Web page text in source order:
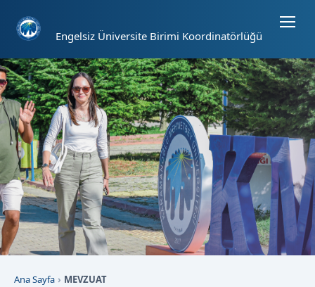
Engelsiz Üniversite Birimi Koordinatörlüğü
Ana Sayfa MEVZUAT